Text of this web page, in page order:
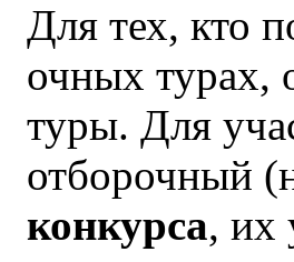
Для тех, кто
очных турах,
туры. Для
отборочный
конкурса, их